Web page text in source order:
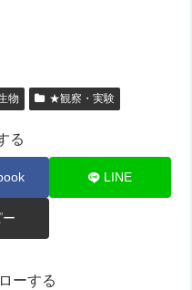
物 ★観察・実験
る
LINE
ー
ーする